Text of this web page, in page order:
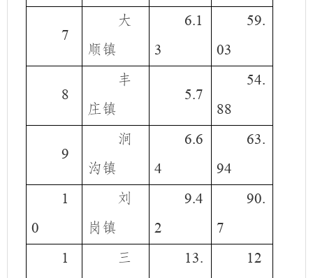
7
大
顺镇
6.1
3
59.
03
8
丰
庄镇
5.7
54.
88
9
涧
沟镇
6.6
4
63.
94
1
0
刘
岗镇
9.4
2
90.
7
1
三
13.
12